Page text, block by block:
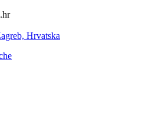
Hrvatska